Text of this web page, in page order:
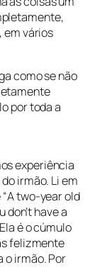
em vários
como se não
por toda a
experiência
irmão. Li em
A two-year old
don’t have a
é o cúmulo
felizmente
o irmão. Por